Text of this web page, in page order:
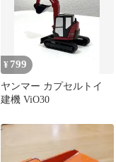
¥ 799
ヤンマー カプセルトイ
建機 ViO30